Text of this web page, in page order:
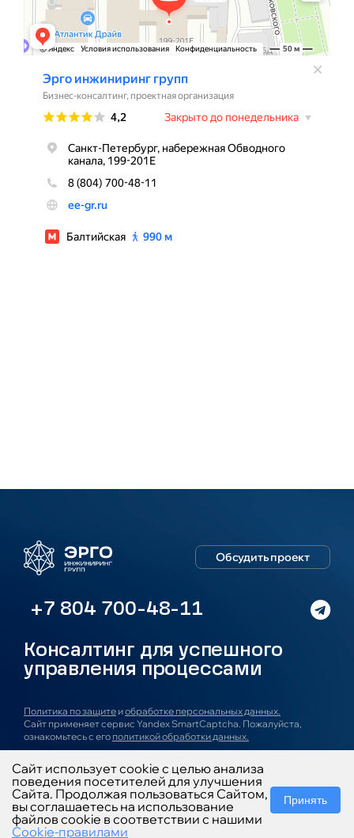
+7 804 700-48-11
Обсудить проект
Консалтинг для успешного
управления процессами
Политика по защите иобработке персональных данных.
Сайт применяет сервис Yandex SmartCaptcha. Пожалуйста,
ознакомьтесь с его политикой обработки данных.
О компании Услуги Проекты Блог
Карьера
Контакты
Сайт использует cookie с целью анализа
поведения посетителей для улучшения
Сайта. Продолжая пользоваться Сайтом,
вы соглашаетесь на использование
файлов cookie в соответствии с нашими
Cookie-правилами
Принять